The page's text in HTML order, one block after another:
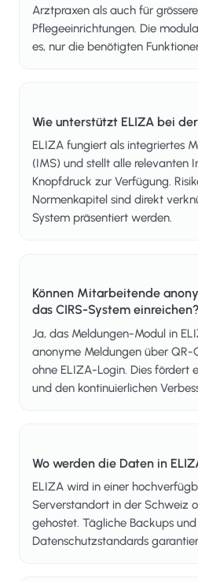
Arztpraxen als auch für
Pflegeeinrichtungen. Die
es, nur die benötigten
Wie unterstützt ELIZA bei
ELIZA fungiert als integriertes
(IMS) und stellt alle relevanten
Knopfdruck zur Verfügung.
Normenkapitel sind direkt
System präsentiert werden.
Können Mitarbeitende
das CIRS-System einreichen?
Ja, das Meldungen-Modul in
anonyme Meldungen über QR-
ohne ELIZA-Login. Dies fördert
und den kontinuierlichen
Wo werden die Daten in
ELIZA wird in einer
Serverstandort in der Schweiz
gehostet. Tägliche Backups
Datenschutzstandards